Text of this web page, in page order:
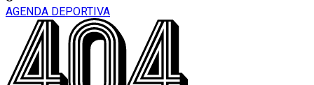
AGENDA DEPORTIVA